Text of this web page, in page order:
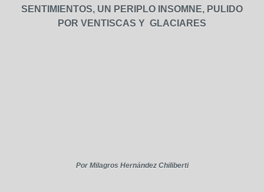
SENTIMIENTOS, UN PERIPLO INSOMNE, PULIDO
POR VENTISCAS Y GLACIARES
Por Milagros Hernández Chiliberti